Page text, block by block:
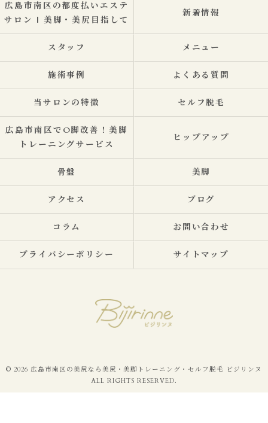
広島市南区の都度払いエステ
サロン | 美脚・美尻目指して
新着情報
スタッフ メニュー
施術事例 よくある質問
当サロンの特徴 セルフ脱毛
広島市南区でO脚改善！美脚
トレーニングサービス
ヒップアップ
骨盤 美脚
アクセス ブログ
コラム お問い合わせ
プライバシーポリシー サイトマップ
© 2026 広島市南区の美尻なら美尻・美脚トレーニング・セルフ脱毛 ビジリンヌ
ALL RIGHTS RESERVED.